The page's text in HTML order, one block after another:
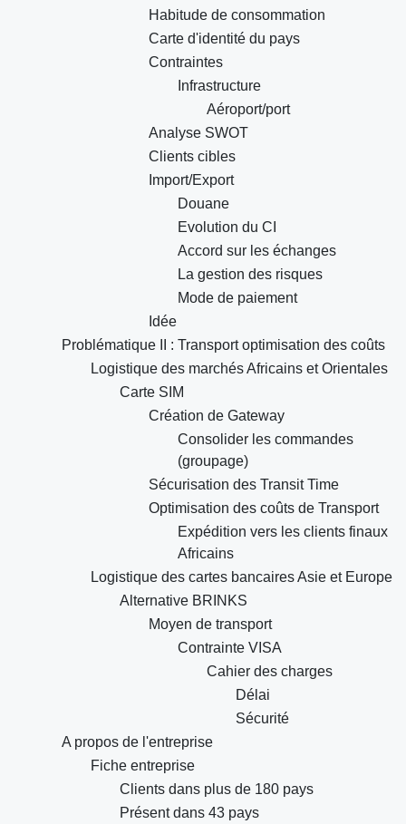
Habitude de consommation
Carte d'identité du pays
Contraintes
Infrastructure
Aéroport/port
Analyse SWOT
Clients cibles
Import/Export
Douane
Evolution du CI
Accord sur les échanges
La gestion des risques
Mode de paiement
Idée
Problématique II : Transport optimisation des coûts
Logistique des marchés Africains et Orientales
Carte SIM
Création de Gateway
Consolider les commandes
(groupage)
Sécurisation des Transit Time
Optimisation des coûts de Transport
Expédition vers les clients finaux
Africains
Logistique des cartes bancaires Asie et Europe
Alternative BRINKS
Moyen de transport
Contrainte VISA
Cahier des charges
Délai
Sécurité
A propos de l'entreprise
Fiche entreprise
Clients dans plus de 180 pays
Présent dans 43 pays